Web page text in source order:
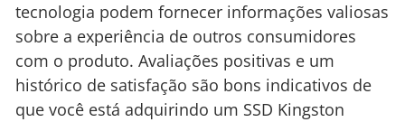
tecnologia podem fornecer informações valiosas
sobre a experiência de outros consumidores
com o produto. Avaliações positivas e um
histórico de satisfação são bons indicativos de
que você está adquirindo um SSD Kingston